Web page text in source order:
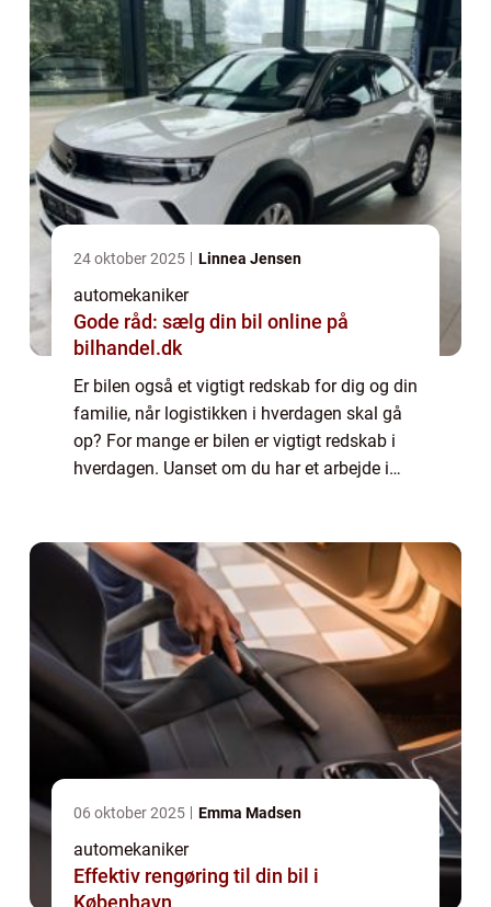
24 oktober 2025 Linnea Jensen
automekaniker
Gode råd: sælg din bil online på
bilhandel.dk
Er bilen også et vigtigt redskab for dig og din
familie, når logistikken i hverdagen skal gå
op? For mange er bilen er vigtigt redskab i
hverdagen. Uanset om du har et arbejde i
06 oktober 2025 Emma Madsen
automekaniker
Effektiv rengøring til din bil i
København